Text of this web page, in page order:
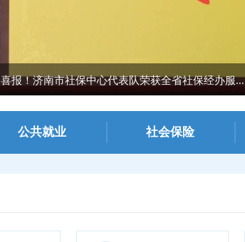
喜报！济南市社保中心代表队荣获全省社保经办服...
公共就业 社会保险